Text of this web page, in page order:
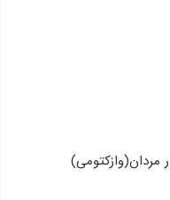
مردان(وازکتومی)